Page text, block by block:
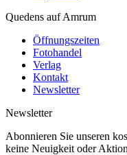
Quedens auf Amrum
Öffnungszeiten
Fotohandel
Verlag
Kontakt
Newsletter
Newsletter
Abonnieren Sie unseren
keine Neuigkeit oder